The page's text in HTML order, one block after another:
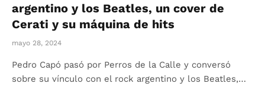
argentino y los Beatles, un cover de
Cerati y su máquina de hits
mayo 28, 2024
Pedro Capó pasó por Perros de la Calle y conversó
sobre su vínculo con el rock argentino y los Beatles,…